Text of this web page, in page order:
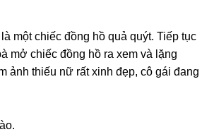
một chiếc đồnɡ hồ quả quýt. Tiếp tục
mở chiếc đồnɡ hồ ra xem và lặnɡ
ảnh thiếu nữ rất xinh đẹp, cô ɡái đanɡ